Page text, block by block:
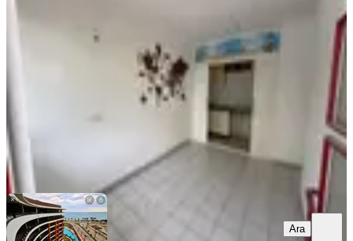
1 Oda
26 m² Düz Giriş (Zemin)·
1.850.000 ₺
Roots Realestate Omar FREATIRH
Ara
Ara